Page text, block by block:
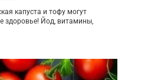
капуста и тофу могут
здоровье! Йод, витамины,